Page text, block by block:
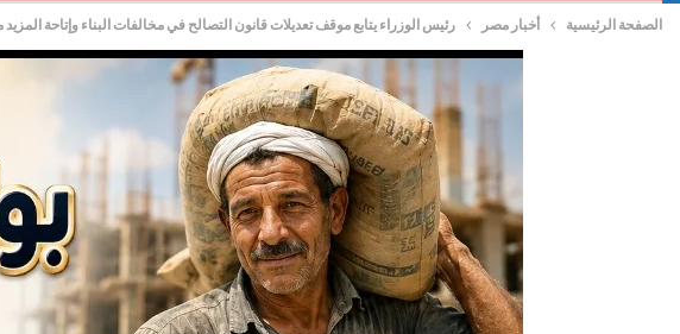
الصفحة الرئيسية أخبار مصر رئيس الوزراء يتابع موقف تعديلات قانون التصالح في مخالفات البناء وإتاحة